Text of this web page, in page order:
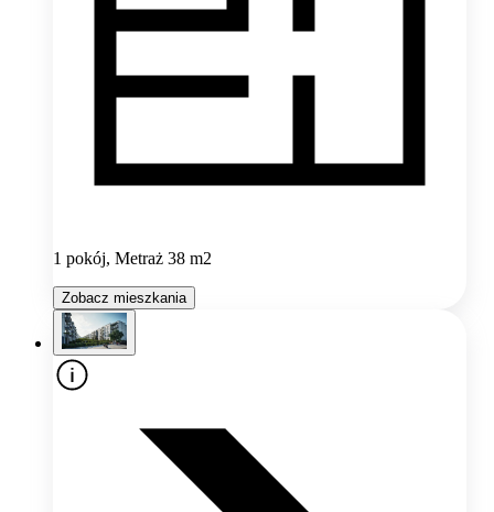
1 pokój, Metraż 38 m2
Zobacz mieszkania